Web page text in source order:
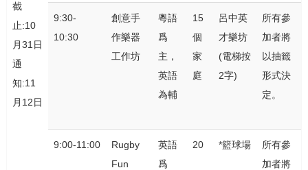
截
止:10
月31日
通
知:11
月12日
9:30-
10:30
創意手
作樂器
工作坊
粵語
爲
主，
英語
為輔
15
個
家
庭
呂中英
才樂坊
(電梯按
2字)
所有參
加者將
以抽籤
形式決
定。
9:00-11:00
Rugby
Fun
英語
爲
20 *籃球場
所有參
加者將